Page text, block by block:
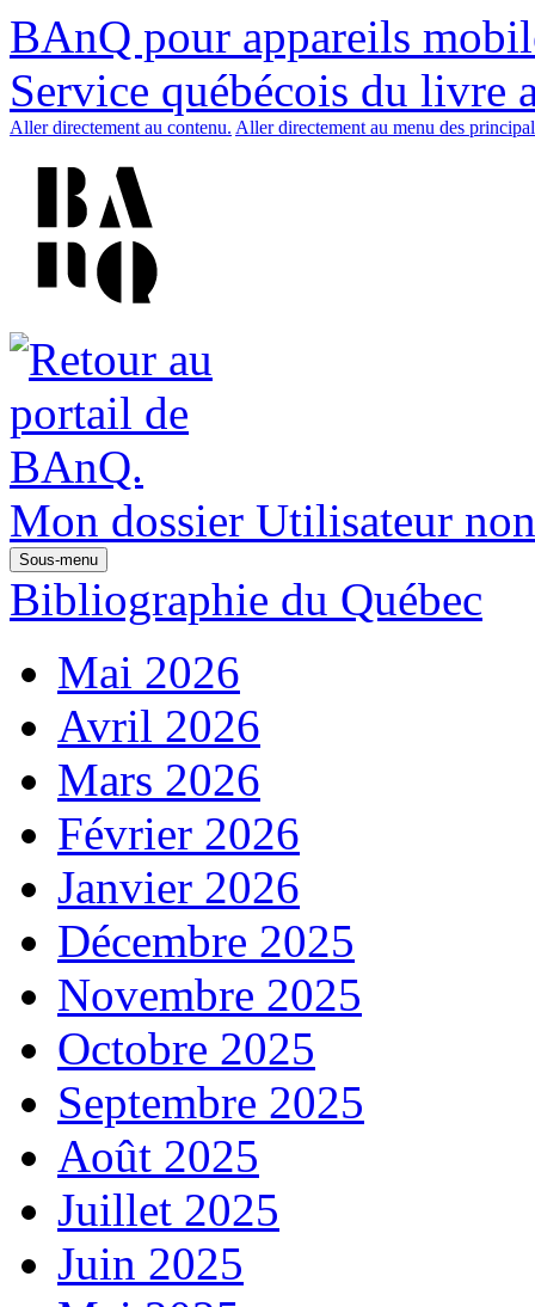
BAnQ pour appareils
Service québécois du livre
Aller directement au contenu. Aller directement au menu des
Mon dossier Utilisateur
Sous-menu
Bibliographie du Québec
Mai 2026
Avril 2026
Mars 2026
Février 2026
Janvier 2026
Décembre 2025
Novembre 2025
Octobre 2025
Septembre 2025
Août 2025
Juillet 2025
Juin 2025